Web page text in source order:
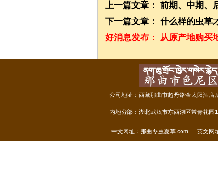
上一篇文章： 前期、中期、
下一篇文章：什么样的虫草
好消息发布： 从原产地购买
公司地址：西藏那曲市超丹路金太阳酒
内地分部：湖北武汉市东西湖区常青
中文网址： 那曲冬虫夏草.com 英文网